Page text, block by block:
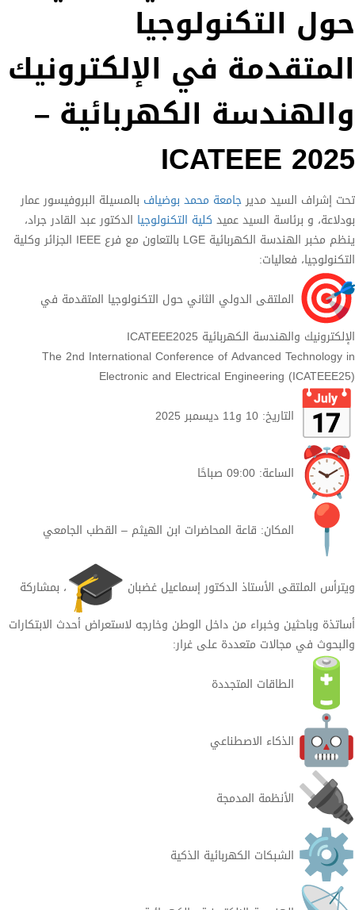
حول التكنولوجيا
المتقدمة في الإلكترونيك
والهندسة الكهربائية –
ICATEEE 2025
تحت إشراف السيد مديرجامعة محمد بوضياف بالمسيلة البروفيسور عمار
بودلاعة، و برئاسة السيد عميد كلية التكنولوجيا الدكتور عبد القادر جراد،
ينظم مخبر الهندسة الكهربائية LGE بالتعاون مع فرع IEEE الجزائر وكلية
التكنولوجيا، فعاليات:
الملتقى الدولي الثاني حول التكنولوجيا المتقدمة في
الإلكترونيك والهندسة الكهربائية ICATEEE2025
The 2nd International Conference of Advanced Technology in
Electronic and Electrical Engineering (ICATEEE25)
التاريخ: 10 و11 ديسمبر 2025
الساعة: 09:00 صباحًا
المكان: قاعة المحاضرات ابن الهيثم – القطب الجامعي
ويترأس الملتقى الأستاذ الدكتور إسماعيل غضبان
، بمشاركة
أساتذة وباحثين وخبراء من داخل الوطن وخارجه لاستعراض أحدث الابتكارات
والبحوث في مجالات متعددة على غرار:
الطاقات المتجددة
الذكاء الاصطناعي
الأنظمة المدمجة
الشبكات الكهربائية الذكية